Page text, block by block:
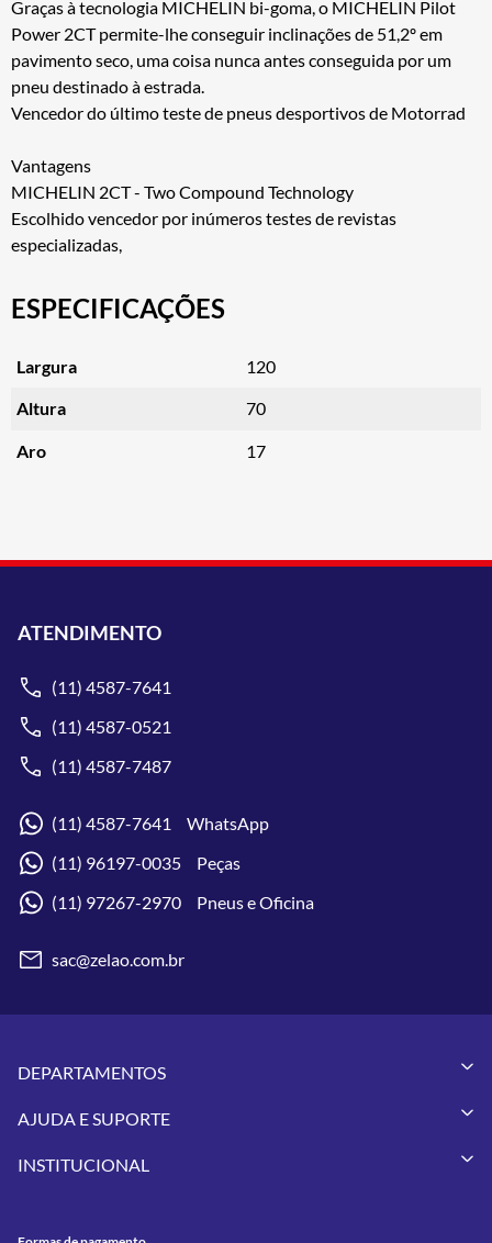
Graças à tecnologia MICHELIN bi-goma, o MICHELIN Pilot
Power 2CT permite-lhe conseguir inclinações de 51,2º em
pavimento seco, uma coisa nunca antes conseguida por um
pneu destinado à estrada.
Vencedor do último teste de pneus desportivos de Motorrad
Vantagens
MICHELIN 2CT - Two Compound Technology
Escolhido vencedor por inúmeros testes de revistas
especializadas,
ESPECIFICAÇÕES
Largura 120
Altura 70
Aro 17
ATENDIMENTO
(11) 4587-7641
(11) 4587-0521
(11) 4587-7487
(11) 4587-7641 WhatsApp
(11) 96197-0035 Peças
(11) 97267-2970 Pneus e Oficina
sac@zelao.com.br
DEPARTAMENTOS
Vestuários
Pneus
Utilidades
AJUDA E SUPORTE
Meus Pedidos
INSTITUCIONAL